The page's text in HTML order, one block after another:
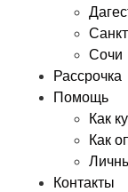
Сочи
Рассрочка
Помощь
Как
Как
Контакты